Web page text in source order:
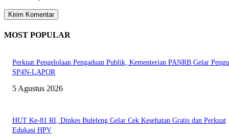
MOST POPULAR
Perkuat Pengelolaan Pengaduan Publik, Kementerian PANRB Gelar
SP4N-LAPOR
5 Agustus 2026
HUT Ke-81 RI, Dinkes Buleleng Gelar Cek Kesehatan Gratis dan Perkuat
Edukasi HPV